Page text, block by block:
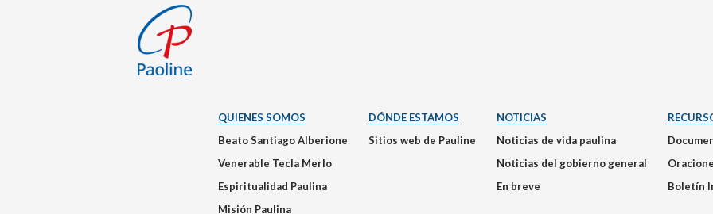
QUIENES SOMOS
Beato Santiago Alberione
Venerable Tecla Merlo
Espiritualidad Paulina
Misión Paulina
DÓNDE ESTAMOS
Sitios web de Pauline
NOTICIAS
Noticias de vida paulina
Noticias del gobierno general
En breve
Boletín